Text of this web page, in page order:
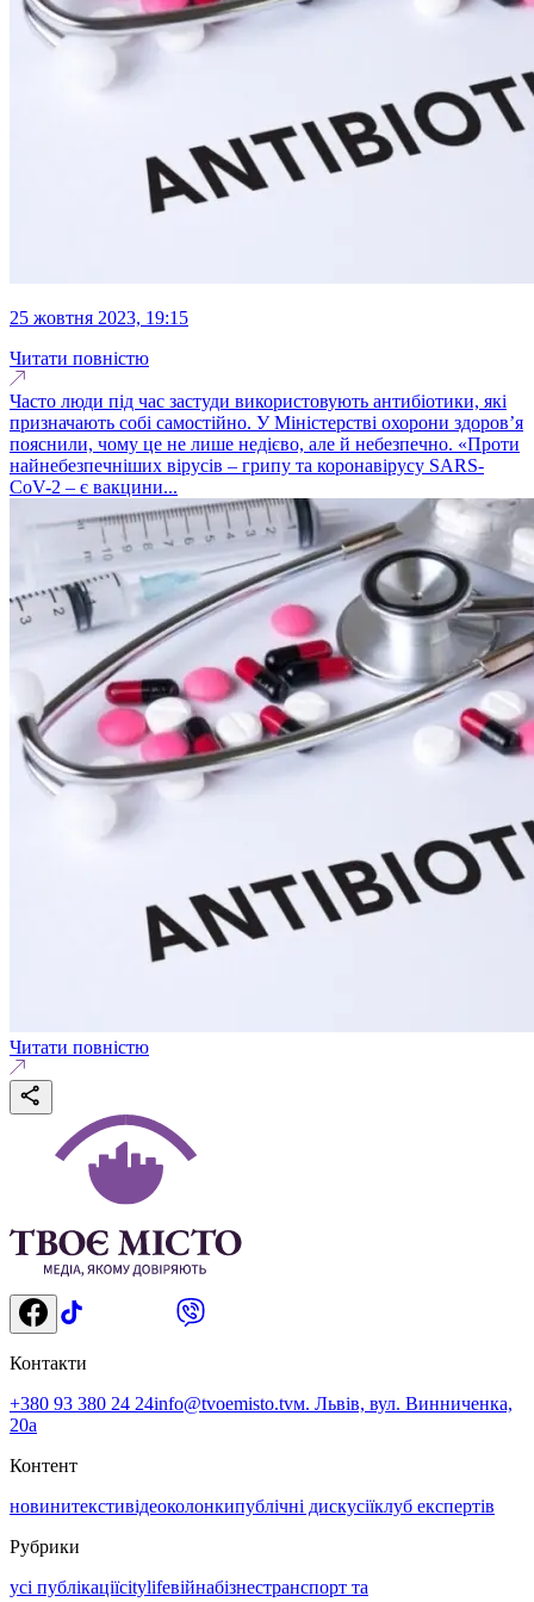
25 жовтня 2023, 19:15
Читати повністю
Часто люди під час застуди використовують антибіотики, які
призначають собі самостійно. У Міністерстві охорони здоровʼя
пояснили, чому це не лише недієво, але й небезпечно. «Проти
найнебезпечніших вірусів – грипу та коронавірусу SARS-
CoV-2 – є вакцини...
Читати повністю
Контакти
+380 93 380 24 24info@tvoemisto.tvм. Львів, вул. Винниченка,
20а
Контент
новинитекстивідеоколонкипублічні дискусіїклуб експертів
Рубрики
усі публікаціїcitylifeвійнабізнестранспорт та